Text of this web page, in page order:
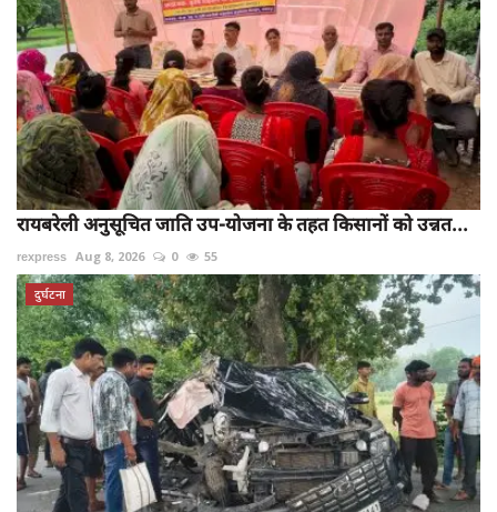
रायबरेली अनुसूचित जाति उप-योजना के तहत किसानों को उन्नत...
rexpress Aug 8, 2026 0 55
दुर्घटना